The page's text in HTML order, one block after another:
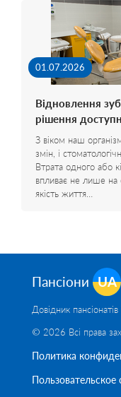
01.07.2026
Відновлення
рішення
З віком наш
змін, і
Втрата одного або
впливає не лише на
якість життя…
Пансіони UA
Довідник пансіонатів
© 2026 Всі права
Политика
Пользовательское